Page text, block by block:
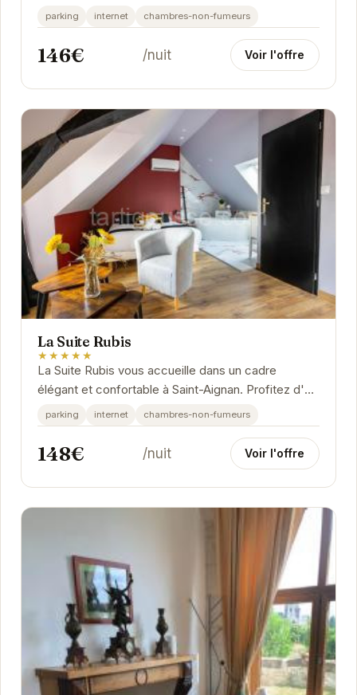
élégantes et confortables vous invitent à la
détente....
parking internet chambres-non-fumeurs
146€ /nuit Voir l'offre
La Suite Rubis
★★★★★
La Suite Rubis vous accueille dans un cadre
élégant et confortable à Saint-Aignan. Profitez d'un
séjour relaxant dans cet établissement...
parking internet chambres-non-fumeurs
148€ /nuit Voir l'offre